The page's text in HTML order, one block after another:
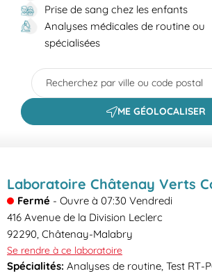
Prise de sang chez les enfants
Analyses médicales de routine ou
spécialisées
City, State/Province, Zip or City &
ME GÉOLOCALISER
Laboratoire Châtenay Verts
Fermé - Ouvre à 07:30 Vendredi
416 Avenue de la Division Leclerc
92290, Châtenay-Malabry
Se rendre à ce laboratoire
Spécialités: Analyses de routine, Test RT-